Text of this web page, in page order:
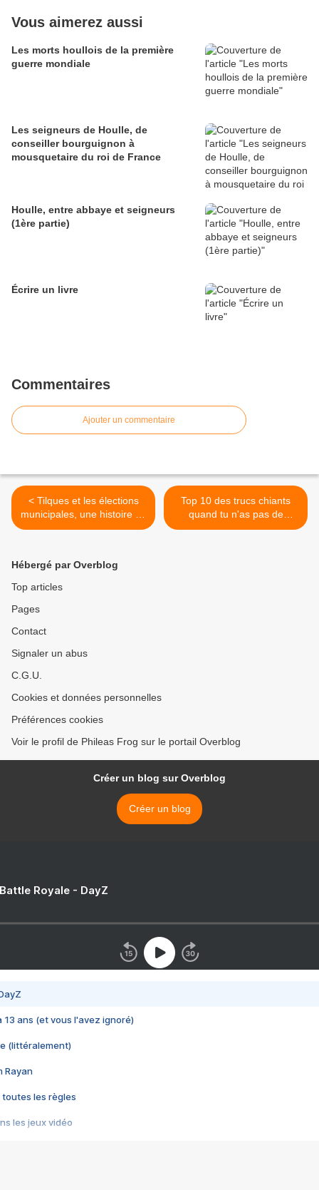
Vous aimerez aussi
Les morts houllois de la première
guerre mondiale
Les seigneurs de Houlle, de
conseiller bourguignon à
mousquetaire du roi de France
Houlle, entre abbaye et seigneurs
(1ère partie)
Écrire un livre
Commentaires
Ajouter un commentaire
< Tilques et les élections
municipales, une histoire de
famille (parfois tendue !)
Top 10 des trucs chiants
quand tu n'as pas de
smartphone >
Hébergé par Overblog
Top articles
Pages
Contact
Signaler un abus
C.G.U.
Cookies et données personnelles
Préférences cookies
Voir le profil de Phileas Frog sur le portail Overblog
Créer un blog sur Overblog
Créer un blog
Royale - DayZ
13 ans (et vous l'avez ignoré)
(littéralement)
Rayan
toutes les règles
les jeux vidéo